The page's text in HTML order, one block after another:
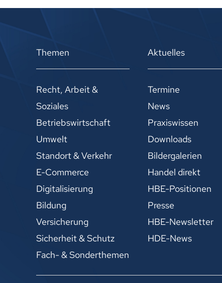
Themen
Recht, Arbeit &
Soziales
Betriebswirtschaft
Umwelt
Standort & Verkehr
E-Commerce
Digitalisierung
Bildung
Versicherung
Sicherheit & Schutz
Fach- & Sonderthemen
Aktuelles
Termine
News
Praxiswissen
Downloads
Bildergalerien
Handel direkt
HBE-Positionen
Presse
HBE-Newsletter
HDE-News